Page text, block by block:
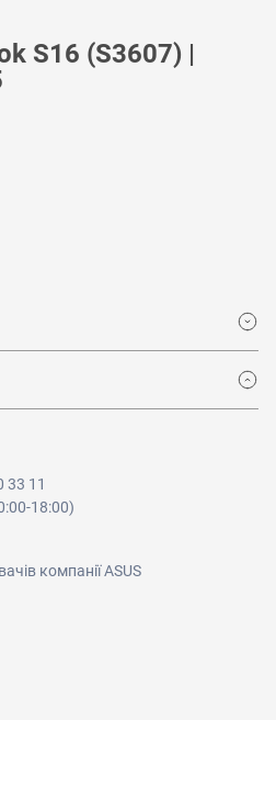
S16 (S3607) |
33 11
18:00)
компанії ASUS